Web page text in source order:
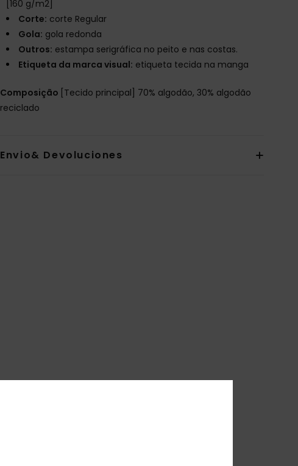
[160 g/m2]
Corte: corte Regular
Gola: gola redonda
Outros: estampa serigráfica no peito e nas costas.
Etiqueta da marca visual: etiqueta tecida na manga
Composição [Tecido principal] 70% algodão, 30% algodão
reciclado
Envio& Devoluciones